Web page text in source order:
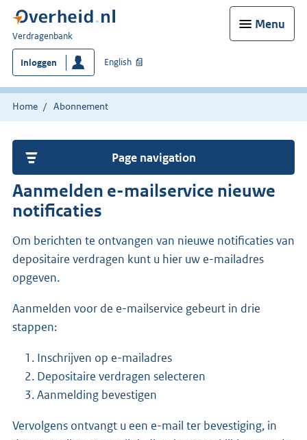
Menu
U
bent
hier:
Verdragenbank
Inloggen English
Home Abonnement
Page navigation
Aanmelden e-mailservice nieuwe
notificaties
Om berichten te ontvangen van nieuwe notificaties van
depositaire verdragen kunt u hier uw e-mailadres
opgeven.
Aanmelden voor de e-mailservice gebeurt in drie
stappen:
Inschrijven op e-mailadres
Depositaire verdragen selecteren
Aanmelding bevestigen
Vervolgens ontvangt u een e-mail ter bevestiging, in